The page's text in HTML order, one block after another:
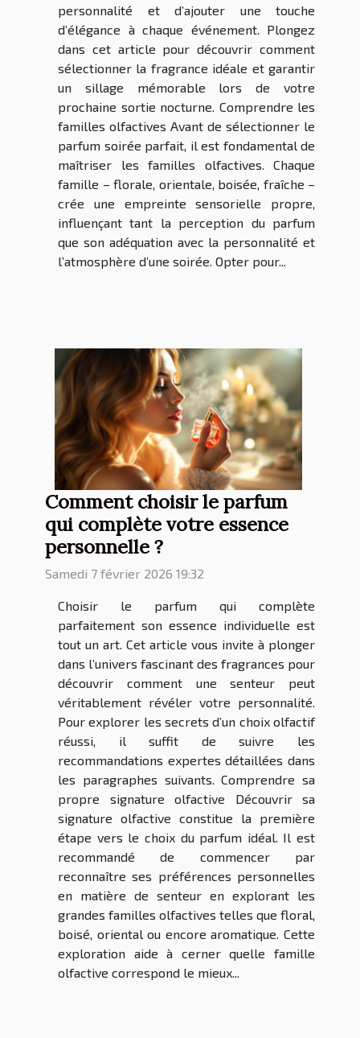
personnalité et d’ajouter une touche
d’élégance à chaque événement. Plongez
dans cet article pour découvrir comment
sélectionner la fragrance idéale et garantir
un sillage mémorable lors de votre
prochaine sortie nocturne. Comprendre les
familles olfactives Avant de sélectionner le
parfum soirée parfait, il est fondamental de
maîtriser les familles olfactives. Chaque
famille – florale, orientale, boisée, fraîche –
crée une empreinte sensorielle propre,
influençant tant la perception du parfum
que son adéquation avec la personnalité et
l’atmosphère d’une soirée. Opter pour...
Comment choisir le parfum
qui complète votre essence
personnelle ?
Samedi 7 février 2026 19:32
Choisir le parfum qui complète
parfaitement son essence individuelle est
tout un art. Cet article vous invite à plonger
dans l’univers fascinant des fragrances pour
découvrir comment une senteur peut
véritablement révéler votre personnalité.
Pour explorer les secrets d’un choix olfactif
réussi, il suffit de suivre les
recommandations expertes détaillées dans
les paragraphes suivants. Comprendre sa
propre signature olfactive Découvrir sa
signature olfactive constitue la première
étape vers le choix du parfum idéal. Il est
recommandé de commencer par
reconnaître ses préférences personnelles
en matière de senteur en explorant les
grandes familles olfactives telles que floral,
boisé, oriental ou encore aromatique. Cette
exploration aide à cerner quelle famille
olfactive correspond le mieux...